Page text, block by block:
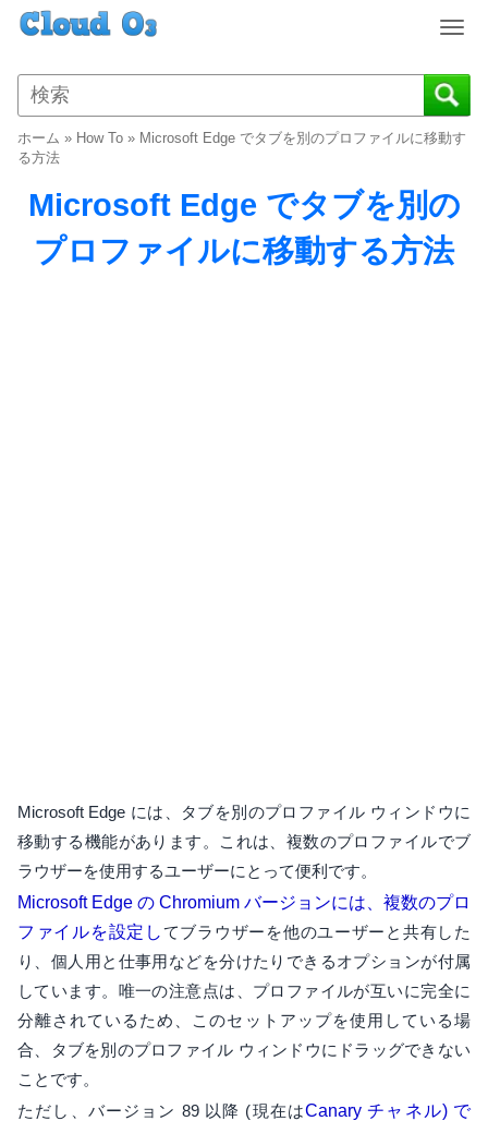
T
g
g
e
a
v
i
g
ホーム » How To » Microsoft Edge でタブを別のプロファイルに移動す
る方法
Microsoft Edge でタブを別の
プロファイルに移動する方法
Microsoft Edge には、タブを別のプロファイル ウィンドウに
移動する機能があります。これは、複数のプロファイルでブ
ラウザーを使用するユーザーにとって便利です。
Microsoft Edge の Chromium バージョンには、複数のプロ
ファイルを設定してブラウザーを他のユーザーと共有した
り、個人用と仕事用などを分けたりできるオプションが付属
しています。唯一の注意点は、プロファイルが互いに完全に
分離されているため、このセットアップを使用している場
合、タブを別のプロファイル ウィンドウにドラッグできない
ことです。
ただし、バージョン 89 以降 (現在はCanary チャネル) で